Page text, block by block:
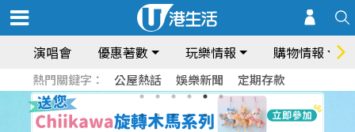
演唱會 優惠著數 玩樂情報 購物情報
熱門關鍵字： 公屋熱話 娛樂新聞 定期存款